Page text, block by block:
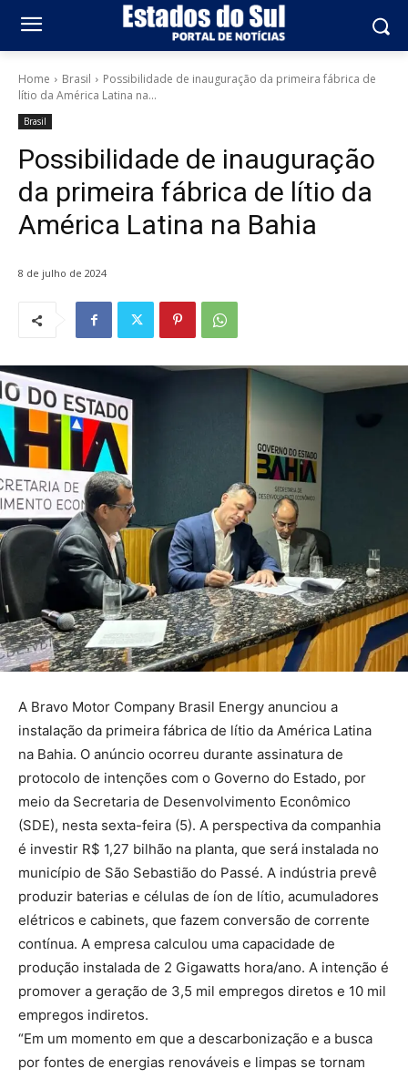
Home Brasil
Possibilidade de inauguração da primeira fábrica de
lítio da América Latina na...
Brasil
Possibilidade de inauguração
da primeira fábrica de lítio da
América Latina na Bahia
8 de julho de 2024
A Bravo Motor Company Brasil Energy anunciou a
instalação da primeira fábrica de lítio da América Latina
na Bahia. O anúncio ocorreu durante assinatura de
protocolo de intenções com o Governo do Estado, por
meio da Secretaria de Desenvolvimento Econômico
(SDE), nesta sexta-feira (5). A perspectiva da companhia
é investir R$ 1,27 bilhão na planta, que será instalada no
município de São Sebastião do Passé. A indústria prevê
produzir baterias e células de íon de lítio, acumuladores
elétricos e cabinets, que fazem conversão de corrente
contínua. A empresa calculou uma capacidade de
produção instalada de 2 Gigawatts hora/ano. A intenção é
promover a geração de 3,5 mil empregos diretos e 10 mil
empregos indiretos.
“Em um momento em que a descarbonização e a busca
por fontes de energias renováveis e limpas se tornam